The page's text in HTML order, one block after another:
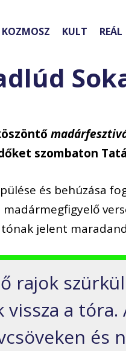
KOZMOSZ KULT REÁL
szombaton
és behúzása
jelent
rajok
a tóra.
és